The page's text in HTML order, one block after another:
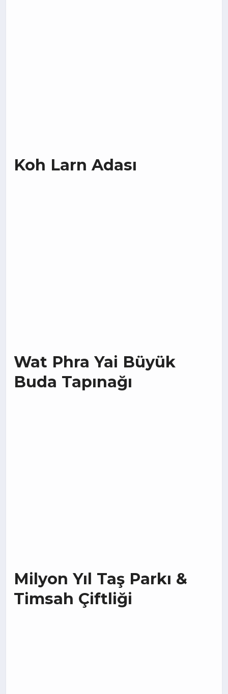
Koh Larn Adası
Wat Phra Yai Büyük
Buda Tapınağı
Milyon Yıl Taş Parkı &
Timsah Çiftliği